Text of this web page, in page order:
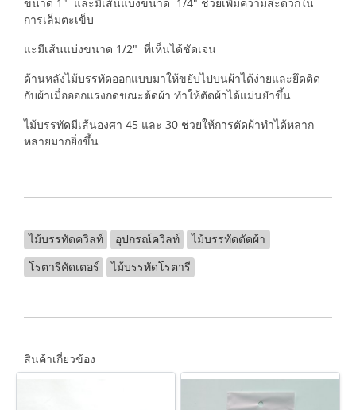
การเล็มตะเข็บ
แะมีเส้นแบ่งขนาด 1/2" ที่เห็นได้ชัดเจน
ด้านหลังไม้บรรทัดออกแบบมาให้ขยับไปบนผ้าได้ง่ายและยึดติด
กับผ้าเมื่อออกแรงกดขณะต้ดผ้า ทำให้ตัดผ้าได้แม่นยำขึ้น
ไม้บรรทัดมีเส้นองศา 45 และ 30 ช่วยให้การตัดผ้าทำได้หลาก
หลายมากยิ่งขึ้น
ไม้บรรทัดควิลท์ อุปกรณ์ควิลท์
ไม้บรรทัดตัดผ้า
โรตารีคัดเตอร์
ไม้บรรทัดโรตารี
สินค้าเกี่ยวข้อง